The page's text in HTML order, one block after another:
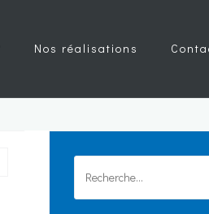
Nos réalisations